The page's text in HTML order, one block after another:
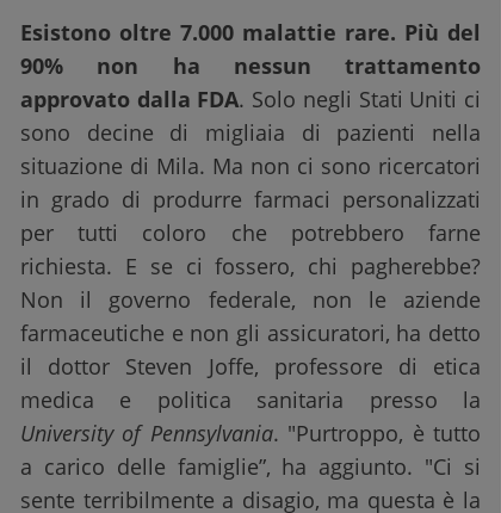
Esistono oltre 7.000 malattie rare. Più del
90% non ha nessun trattamento
approvato dalla FDA. Solo negli Stati Uniti ci
sono decine di migliaia di pazienti nella
situazione di Mila. Ma non ci sono ricercatori
in grado di produrre farmaci personalizzati
per tutti coloro che potrebbero farne
richiesta. E se ci fossero, chi pagherebbe?
Non il governo federale, non le aziende
farmaceutiche e non gli assicuratori, ha detto
il dottor Steven Joffe, professore di etica
medica e politica sanitaria presso la
University of Pennsylvania. "Purtroppo, è tutto
a carico delle famiglie”, ha aggiunto. "Ci si
sente terribilmente a disagio, ma questa è la